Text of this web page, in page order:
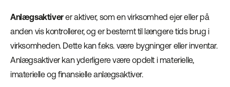
Anlægsaktiverer aktiver, som en virksomhed ejer eller på
anden vis kontrollerer, og er bestemt til længere tids brug i
virksomheden. Dette kan f.eks. være bygninger eller inventar.
Anlægsaktiver kan yderligere være opdelt i materielle,
imaterielle og finansielle anlægsaktiver.